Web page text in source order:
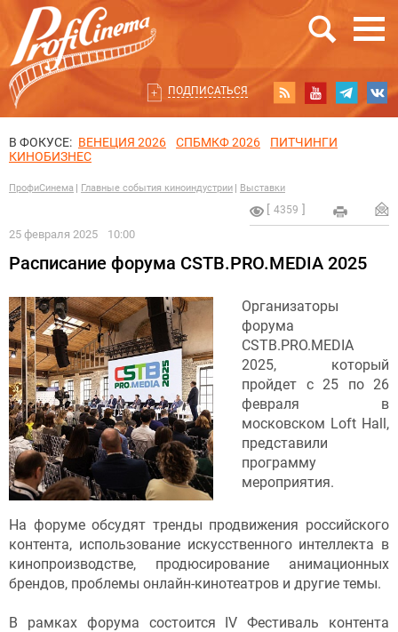
ПОДПИСАТЬСЯ
В ФОКУСЕ: ВЕНЕЦИЯ 2026 СПБМКФ 2026
ПИТЧИНГИ
КИНОБИЗНЕС
ПрофиСинема Главные события киноиндустрии Выставки
4359
25 февраля 2025 10:00
Расписание форума CSTB.PRO.MEDIA 2025
Организаторы
форума
CSTB.PRO.MEDIA
2025, который
пройдет с 25 по 26
февраля в
московском Loft Hall,
представили
программу
мероприятия.
На форуме обсудят тренды продвижения российского
контента, использование искусственного интеллекта в
кинопроизводстве, продюсирование анимационных
брендов, проблемы онлайн-кинотеатров и другие темы.
В рамках форума состоится IV Фестиваль контента